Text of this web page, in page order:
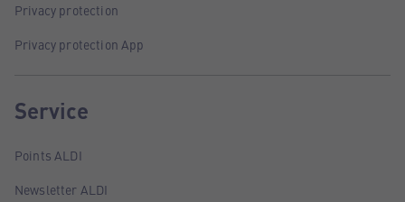
Privacy protection
Privacy protection App
Service
Points ALDI
Newsletter ALDI